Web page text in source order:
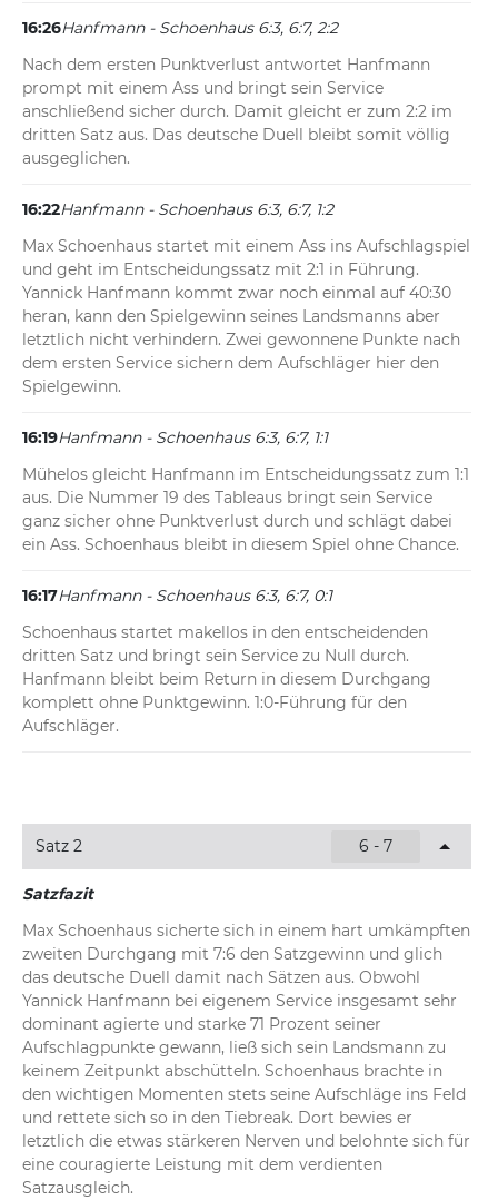
16:26Hanfmann - Schoenhaus 6:3, 6:7, 2:2
Nach dem ersten Punktverlust antwortet Hanfmann
prompt mit einem Ass und bringt sein Service
anschließend sicher durch. Damit gleicht er zum 2:2 im
dritten Satz aus. Das deutsche Duell bleibt somit völlig
ausgeglichen.
16:22Hanfmann - Schoenhaus 6:3, 6:7, 1:2
Max Schoenhaus startet mit einem Ass ins Aufschlagspiel
und geht im Entscheidungssatz mit 2:1 in Führung.
Yannick Hanfmann kommt zwar noch einmal auf 40:30
heran, kann den Spielgewinn seines Landsmanns aber
letztlich nicht verhindern. Zwei gewonnene Punkte nach
dem ersten Service sichern dem Aufschläger hier den
Spielgewinn.
16:19Hanfmann - Schoenhaus 6:3, 6:7, 1:1
Mühelos gleicht Hanfmann im Entscheidungssatz zum 1:1
aus. Die Nummer 19 des Tableaus bringt sein Service
ganz sicher ohne Punktverlust durch und schlägt dabei
ein Ass. Schoenhaus bleibt in diesem Spiel ohne Chance.
16:17Hanfmann - Schoenhaus 6:3, 6:7, 0:1
Schoenhaus startet makellos in den entscheidenden
dritten Satz und bringt sein Service zu Null durch.
Hanfmann bleibt beim Return in diesem Durchgang
komplett ohne Punktgewinn. 1:0-Führung für den
Aufschläger.
Satz 2 6 - 7
Satzfazit
Max Schoenhaus sicherte sich in einem hart umkämpften
zweiten Durchgang mit 7:6 den Satzgewinn und glich
das deutsche Duell damit nach Sätzen aus. Obwohl
Yannick Hanfmann bei eigenem Service insgesamt sehr
dominant agierte und starke 71 Prozent seiner
Aufschlagpunkte gewann, ließ sich sein Landsmann zu
keinem Zeitpunkt abschütteln. Schoenhaus brachte in
den wichtigen Momenten stets seine Aufschläge ins Feld
und rettete sich so in den Tiebreak. Dort bewies er
letztlich die etwas stärkeren Nerven und belohnte sich für
eine couragierte Leistung mit dem verdienten
Satzausgleich.